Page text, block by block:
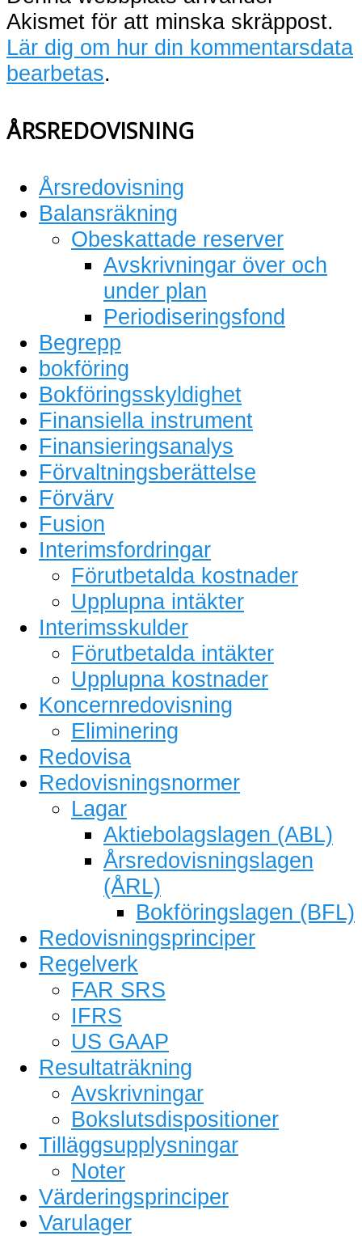
Akismet för att minska skräppost.
Lär dig om hur din kommentarsdata
bearbetas.
ÅRSREDOVISNING
Årsredovisning
Balansräkning
Obeskattade reserver
Avskrivningar över och
under plan
Periodiseringsfond
Begrepp
bokföring
Bokföringsskyldighet
Finansiella instrument
Finansieringsanalys
Förvaltningsberättelse
Förvärv
Fusion
Interimsfordringar
Förutbetalda kostnader
Upplupna intäkter
Interimsskulder
Förutbetalda intäkter
Upplupna kostnader
Koncernredovisning
Eliminering
Redovisa
Redovisningsnormer
Lagar
Aktiebolagslagen (ABL)
Årsredovisningslagen
(ÅRL)
Bokföringslagen (BFL)
Redovisningsprinciper
Regelverk
FAR SRS
IFRS
US GAAP
Resultaträkning
Avskrivningar
Bokslutsdispositioner
Tilläggsupplysningar
Noter
Värderingsprinciper
Varulager